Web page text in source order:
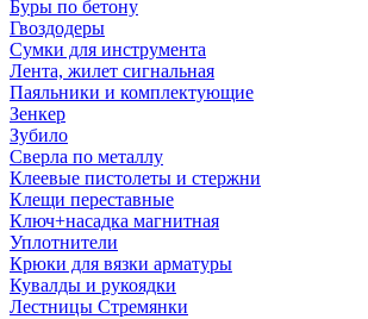
Буры по бетону
Гвоздодеры
Сумки для инструмента
Лента, жилет сигнальная
Паяльники и комплектующие
Зенкер
Зубило
Сверла по металлу
Клеевые пистолеты и стержни
Клещи переставные
Ключ+насадка магнитная
Уплотнители
Крюки для вязки арматуры
Кувалды и рукоядки
Лестницы Стремянки